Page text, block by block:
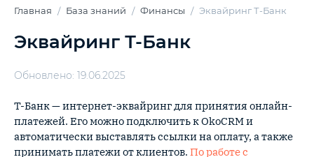
Главная База знаний Финансы Эквайринг Т-Банк
Эквайринг Т-Банк
Обновлено: 19.06.2025
Т-Банк — интернет-эквайринг для принятия онлайн-
платежей. Его можно подключить к OkoCRM и
автоматически выставлять ссылки на оплату, а также
принимать платежи от клиентов. По работе с